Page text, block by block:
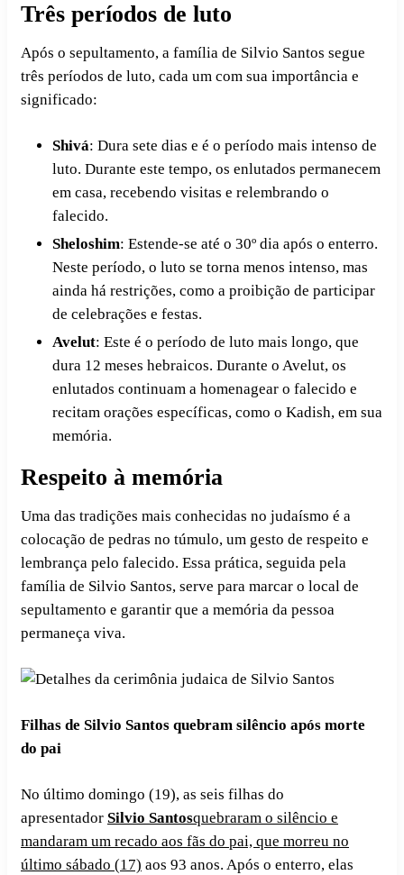
Três períodos de luto
Após o sepultamento, a família de Silvio Santos segue
três períodos de luto, cada um com sua importância e
significado:
Shivá: Dura sete dias e é o período mais intenso de
luto. Durante este tempo, os enlutados permanecem
em casa, recebendo visitas e relembrando o
falecido.
Sheloshim: Estende-se até o 30º dia após o enterro.
Neste período, o luto se torna menos intenso, mas
ainda há restrições, como a proibição de participar
de celebrações e festas.
Avelut: Este é o período de luto mais longo, que
dura 12 meses hebraicos. Durante o Avelut, os
enlutados continuam a homenagear o falecido e
recitam orações específicas, como o Kadish, em sua
memória.
Respeito à memória
Uma das tradições mais conhecidas no judaísmo é a
colocação de pedras no túmulo, um gesto de respeito e
lembrança pelo falecido. Essa prática, seguida pela
família de Silvio Santos, serve para marcar o local de
sepultamento e garantir que a memória da pessoa
permaneça viva.
Filhas de Silvio Santos quebram silêncio após morte
do pai
No último domingo (19), as seis filhas do
apresentador Silvio Santosquebraram o silêncio e
mandaram um recado aos fãs do pai, que morreu no
último sábado (17) aos 93 anos. Após o enterro, elas